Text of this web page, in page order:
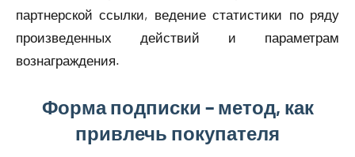
партнерской ссылки, ведение статистики по ряду
произведенных действий и параметрам
вознаграждения.
Форма подписки – метод, как
привлечь покупателя